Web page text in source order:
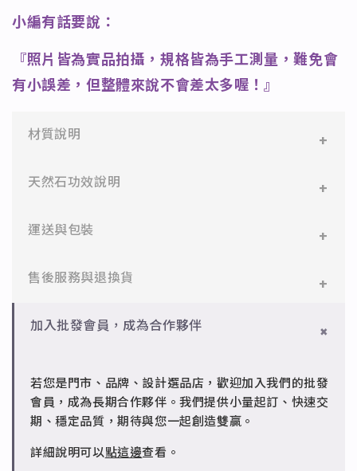
小編有話要說：
『照片皆為實品拍攝，規格皆為手工測量，難免會
有小誤差，但整體來說不會差太多喔！』
材質說明
✻ 316L不鏽鋼
標準銀合金，搭配電鍍銠處理，延緩氧化，適合輕珠
✻ 銅台電鍍飾品
天然石功效說明
✨藍磷灰➡消除身心的緊張有助於考試及比賽順利。
化體力與力氣 招來好運與財運。
✨紫水晶➡心境平和，可開智慧、帶來靈感的寶石。
✨太陽石➡解放壓抑的感情及帶來幸福感。
✨石榴石➡提高熱情、代表不渝的愛。意志薄弱的人配
運送與包裝
一般會員：一件即享免運與精美包裝，超商取貨或宅配
批發會員：達門檻享免運優惠，出貨時間約為2個工作
售後服務與退換貨
✻ 一般會員
✻ 批發會員
請聯繫 LINE 客服 @jfq1926j 協助處理。
加入批發會員，成為合作夥伴
若您是門市、品牌、設計選品店，歡迎加入我們的批發
會員，成為長期合作夥伴。我們提供小量起訂、快速交
期、穩定品質，期待與您一起創造雙贏。
詳細說明可以點這邊查看。